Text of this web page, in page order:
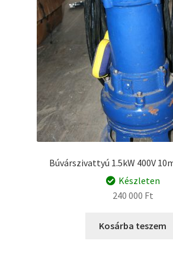
Búvárszivattyú 1.5kW 400V
Készleten
240 000 Ft
Kosárba teszem